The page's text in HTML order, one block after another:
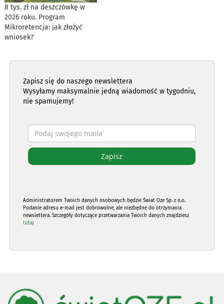
8 tys. zł na deszczówkę w
2026 roku. Program
Mikroretencja: jak złożyć
wniosek?
Zapisz się do naszego newslettera
Wysyłamy maksymalnie jedną wiadomość w tygodniu,
nie spamujemy!
Administratorem Twoich danych osobowych będzie Świat Oze Sp. z o.o.
Podanie adresu e-mail jest dobrowolne, ale niezbędne do otrzymania
newslettera. Szczegóły dotyczące przetwarzania Twoich danych znajdziesz
tutaj